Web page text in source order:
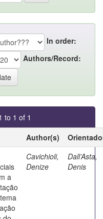
In order:
Authors/Record:
to 1 of 1
Author(s)
a
Cavichioli,
Denize
Dall’Asta,
Denis